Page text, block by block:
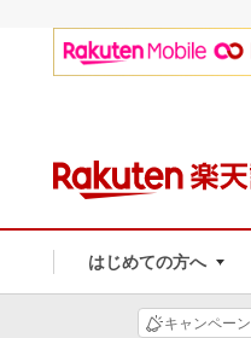
はじめての方へ
キャンペーン